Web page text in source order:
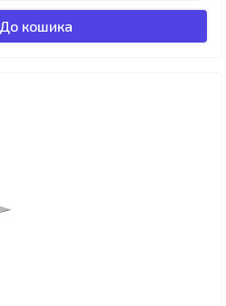
До кошика